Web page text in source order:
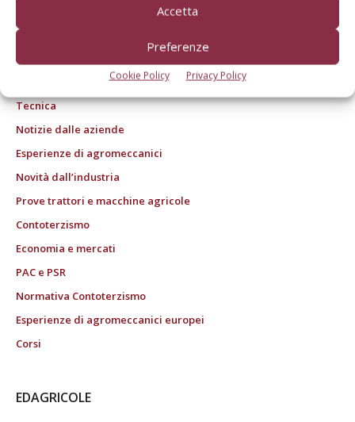
Accetta
Preferenze
Cookie Policy Privacy Policy
20157 Milano | Codice fiscale, Partita IVA e Iscrizione al Registro delle
Registrazione Tribunale di Milano n. 71 del 05/03/2014 (Precedentemente
registrata presso il Tribunale di Bologna n. 6111 del 12/06/1992)
ROC "Poste italiane Spa sped. Abbonamento Postale DL 353/2003 conv. L.
27/02/2004 n. 46, art.1c.1: DCB Bologna" ROC n. 24344 dell'11 marzo 2014
Tecnica
Notizie dalle aziende
Esperienze di agromeccanici
Novità dall’industria
Prove trattori e macchine agricole
Contoterzismo
Economia e mercati
PAC e PSR
Normativa Contoterzismo
Esperienze di agromeccanici europei
Corsi
EDAGRICOLE